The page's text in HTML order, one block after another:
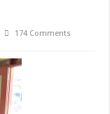
174 Comments